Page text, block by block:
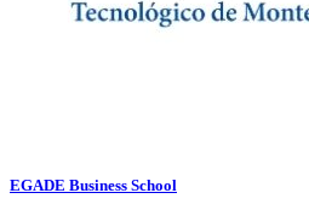
EGADE Business School